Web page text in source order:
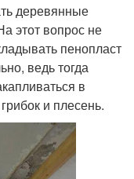
деревянные
этот вопрос не
пенопласт
ведь тогда
в
и плесень.